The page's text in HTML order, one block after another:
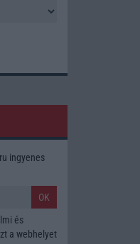
ingyenes
OK
és
a webhelyet